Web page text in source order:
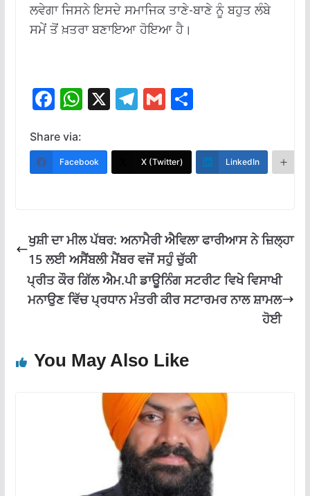
ਲਵੇਗਾ ਜਿਸਨੇ ਇਸਦੇ ਸਮਾਜਿਕ ਤਾਣੇ-ਬਾਣੇ ਨੂੰ ਬਹੁਤ ਲੰਬੇ
ਸਮੇਂ ਤੋਂ ਖ਼ਤਰਾ ਬਣਾਇਆ ਹੋਇਆ ਹੈ।
F
e
b
k
W
at
s
p
X T
e
gr
G
ai
l
S
ar
e
Share via:
Facebook X (Twitter) LinkedIn
ਖੁਸ਼ੀ ਦਾ ਮੀਲ ਪੱਥਰ: ਅਨਾਮੈਰੀ ਐਵਿਲਾ ਫਾਰੀਆਸ ਨੇ ਜ਼ਿਲ੍ਹਾ
15 ਲਈ ਅਸੈਂਬਲੀ ਮੈਂਬਰ ਵਜੋਂ ਸਹੁੰ ਚੁੱਕੀ
ਪ੍ਰੀਤ ਕੌਰ ਗਿੱਲ ਐਮ.ਪੀ ਡਾਊਨਿੰਗ ਸਟਰੀਟ ਵਿਖੇ ਵਿਸਾਖੀ
ਮਨਾਉਣ ਵਿੱਚ ਪ੍ਰਧਾਨ ਮੰਤਰੀ ਕੀਰ ਸਟਾਰਮਰ ਨਾਲ ਸ਼ਾਮਲ
ਹੋਈ
You May Also Like